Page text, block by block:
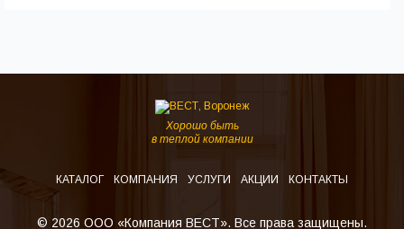
Хорошо быть
в теплой компании
КАТАЛОГ КОМПАНИЯ УСЛУГИ АКЦИИ КОНТАКТЫ
© 2026 ООО «Компания ВЕСТ». Все права защищены.